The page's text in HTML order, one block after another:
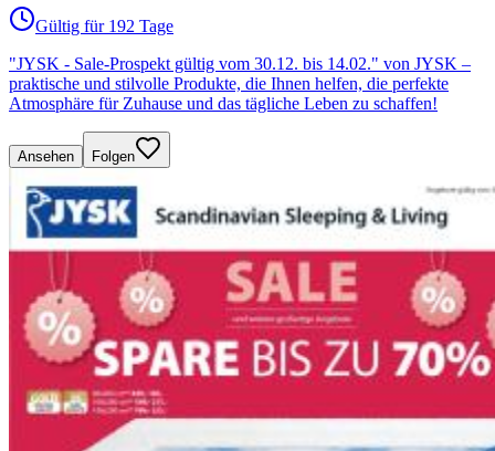
Gültig für 192 Tage
"JYSK - Sale-Prospekt gültig vom 30.12. bis 14.02." von JYSK –
praktische und stilvolle Produkte, die Ihnen helfen, die perfekte
Atmosphäre für Zuhause und das tägliche Leben zu schaffen!
Ansehen Folgen